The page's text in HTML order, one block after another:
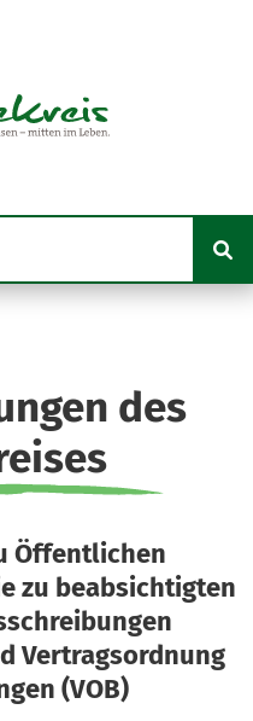
des
Öffentlichen
zu beabsichtigten
Vertragsordnung
(VOB)